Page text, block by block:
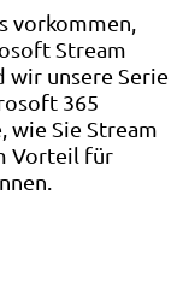
vorkommen,
Stream
wir unsere Serie
365
wie Sie Stream
Vorteil für